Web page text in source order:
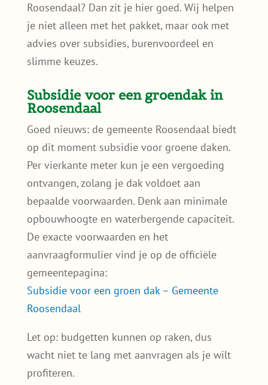
weersinvloeden;
Minder wateroverlast– Nederland kent
steeds vaker
riool;
Draagt bij aan een groener Roosendaal
– Help de omgeving te vergroenen en
verbeter de luchtkwaliteit!
Zoek je op sedumdak Roosendaal of groendak
Roosendaal? Dan zit je hier goed. Wij helpen
je niet alleen met het pakket, maar ook met
advies over subsidies, burenvoordeel en
slimme keuzes.
Subsidie voor een groendak in
Roosendaal
Goed nieuws: de gemeente Roosendaal biedt
op dit moment subsidie voor groene daken.
Per vierkante meter kun je een vergoeding